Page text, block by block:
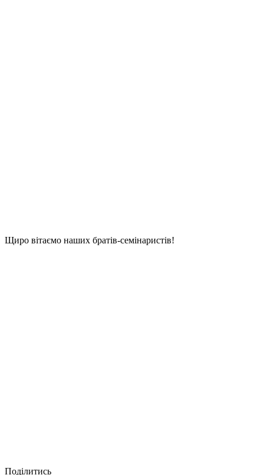
Щиро вітаємо наших братів-семінаристів!
Поділитись